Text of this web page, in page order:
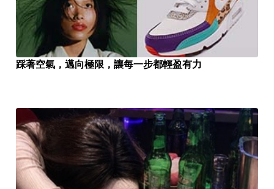
踩著空氣，邁向極限，讓每一步都輕盈有力